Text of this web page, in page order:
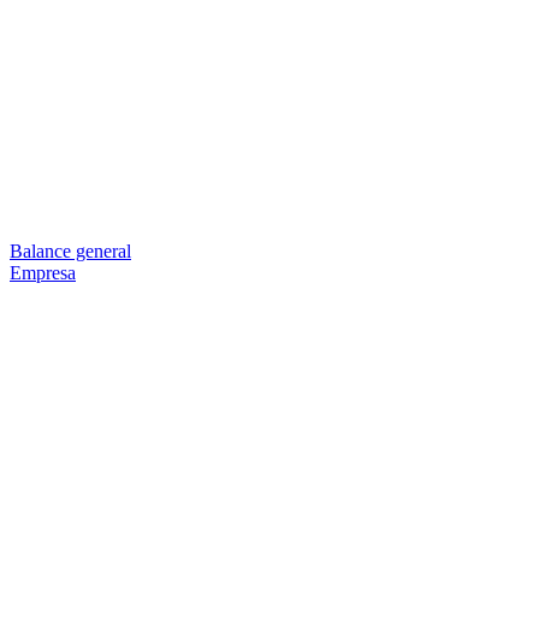
Balance general
Empresa